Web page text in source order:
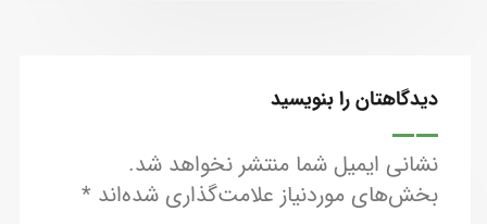
دیدگاهتان را بنویسید
نشانی ایمیل شما منتشر نخواهد شد.
بخش‌های موردنیاز علامت‌گذاری شده‌اند *